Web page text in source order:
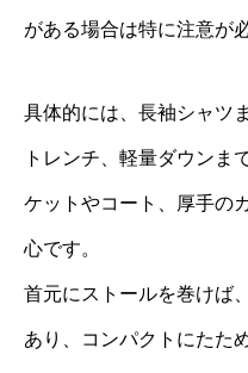
がある場合は特に注意が
具体的には、長袖シャツ
トレンチ、軽量ダウンま
ケットやコート、厚手の
心です。
首元にストールを巻けば
あり、コンパクトにたた